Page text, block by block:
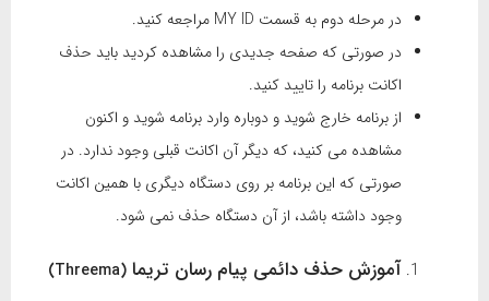
در مرحله دوم به قسمت MY ID مراجعه کنید.
در صورتی که صفحه جدیدی را مشاهده کردید باید حذف
اکانت برنامه را تایید کنید.
از برنامه خارج شوید و دوباره وارد برنامه شوید و اکنون
مشاهده می کنید، که دیگر آن اکانت قبلی وجود ندارد. در
صورتی که این برنامه بر روی دستگاه دیگری با همین اکانت
وجود داشته باشد، از آن دستگاه حذف نمی شود.
آموزش حذف دائمی پیام رسان تریما (Threema)